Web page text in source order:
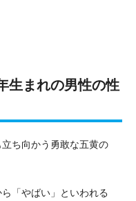
生まれの男性の性
ち向かう勇敢な五黄の
「やばい」といわれる